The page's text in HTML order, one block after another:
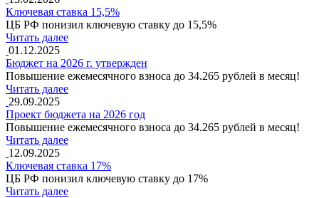
Ключевая ставка 15,5%
ЦБ РФ понизил ключевую ставку до 15,5%
Читать далее
01.12.2025
Бюджет на 2026 г. утвержден
Повышение ежемесячного взноса до 34.265 рублей в месяц!
Читать далее
29.09.2025
Проект бюджета на 2026 год
Повышение ежемесячного взноса до 34.265 рублей в месяц!
Читать далее
12.09.2025
Ключевая ставка 17%
ЦБ РФ понизил ключевую ставку до 17%
Читать далее